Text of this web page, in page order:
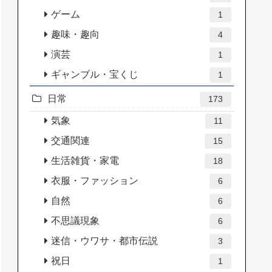
ゲーム 1
趣味・趣向 4
演芸 1
ギャンブル・宝くじ 1
日常 173
気象 11
交通関連 15
生活雑貨・家電 18
衣服・ファッション 6
自然 6
不思議現象 6
迷信・ウワサ・都市伝説 3
祝日 1